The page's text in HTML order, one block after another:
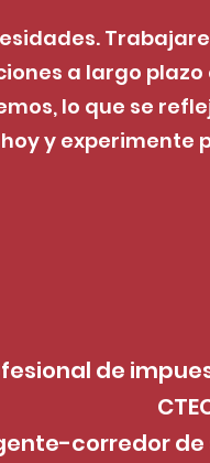
a largo
lo que se
y experimente
de
corredor de